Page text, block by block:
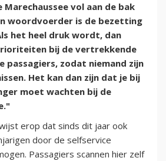
vol aan de bak
woordvoerder is de bezetting
het heel druk wordt, dan
bij de vertrekkende
passagiers, zodat niemand zijn
Het kan dan zijn dat je bij
moet wachten bij de
erop dat sinds dit jaar ook
door de selfservice
Passagiers scannen hier zelf